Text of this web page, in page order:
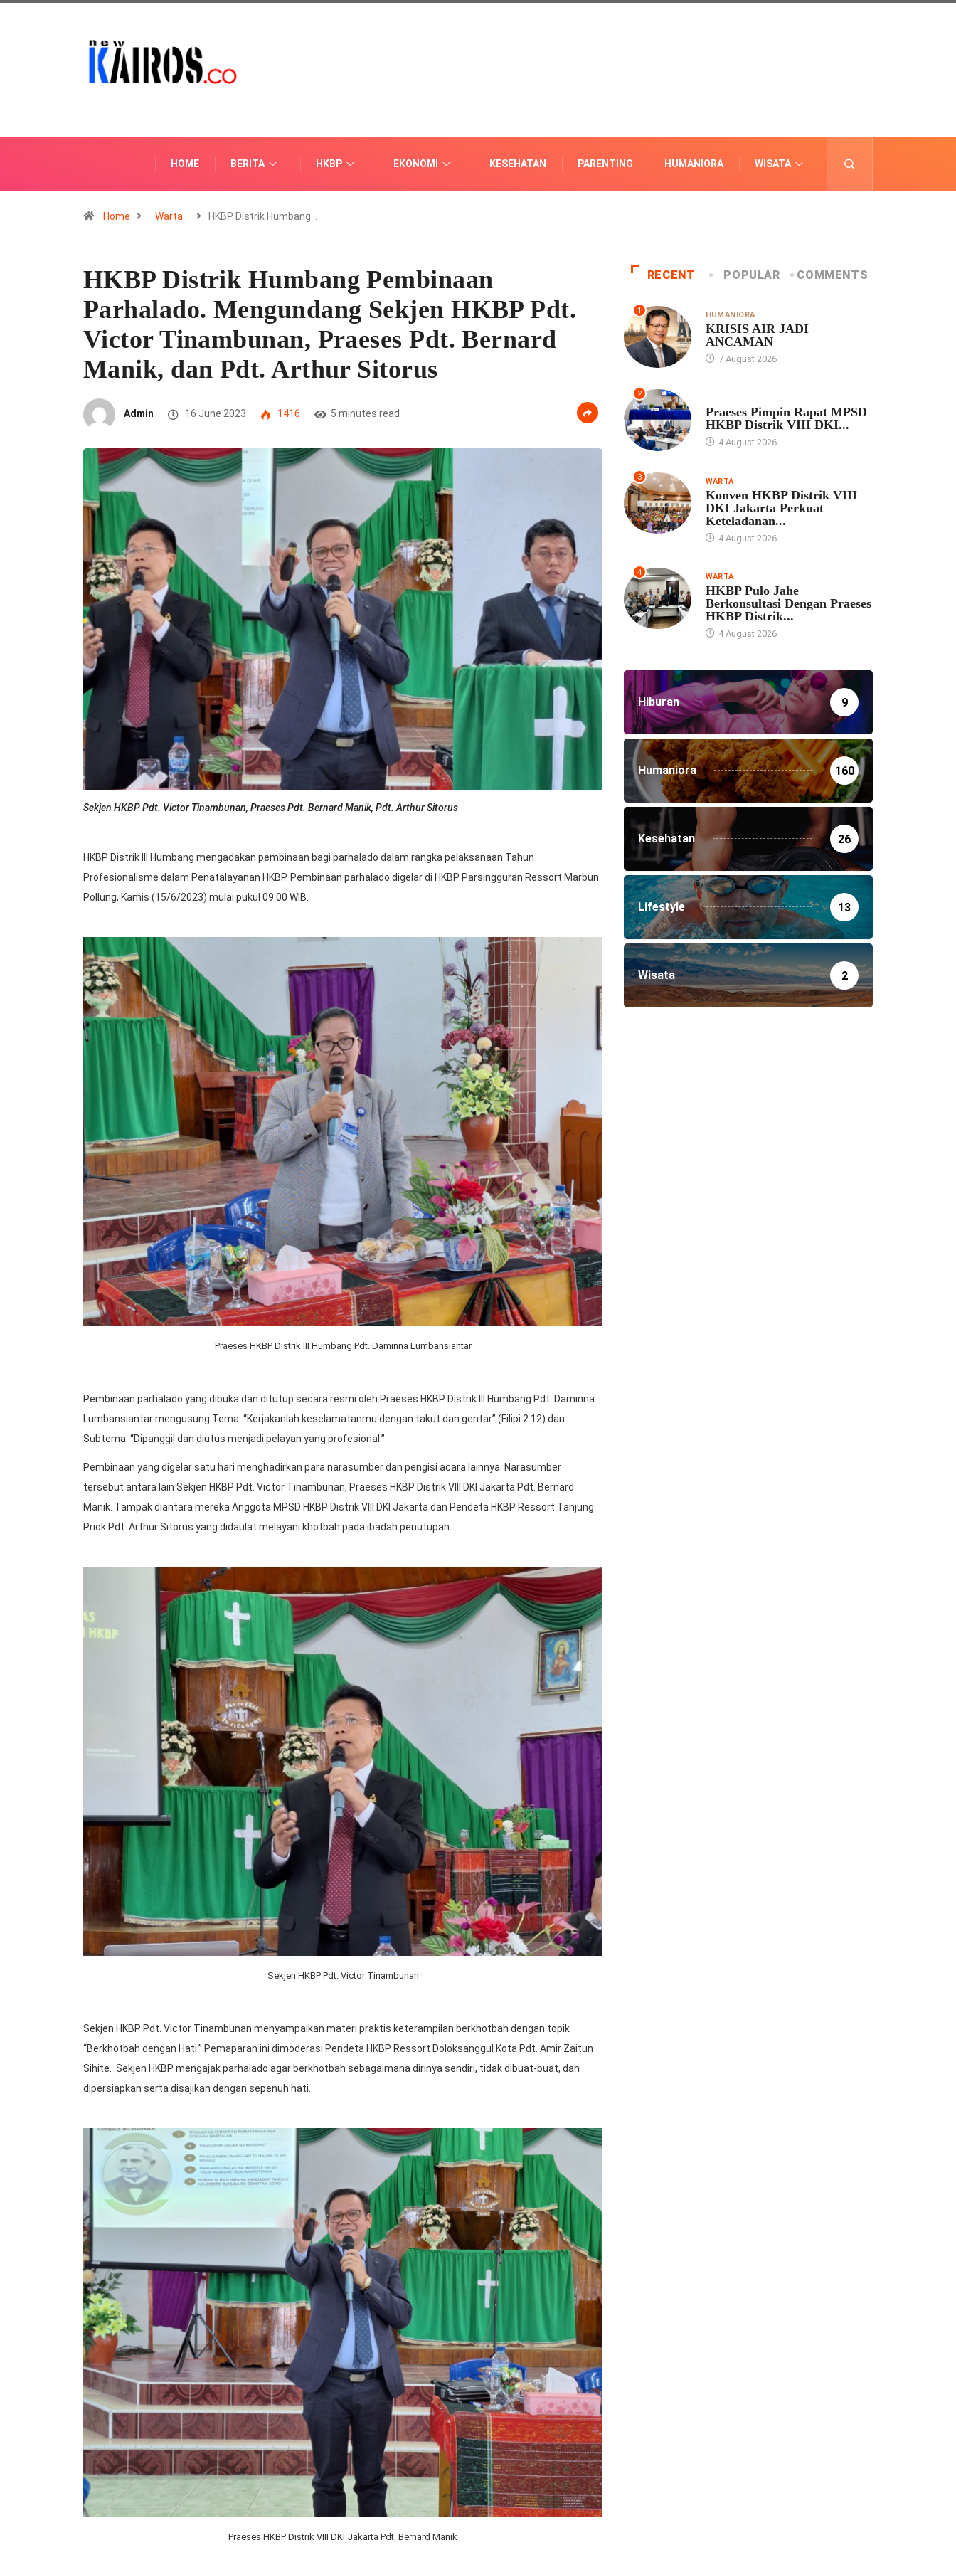
HOME BERITA HKBP EKONOMI KESEHATAN PARENTING HUMANIORA WISATA
Home Warta HKBP Distrik Humbang…
HKBP Distrik Humbang Pembinaan
Parhalado. Mengundang Sekjen HKBP Pdt.
Victor Tinambunan, Praeses Pdt. Bernard
Manik, dan Pdt. Arthur Sitorus
Admin 16 June 2023 1416 5 minutes read
Sekjen HKBP Pdt. Victor Tinambunan, Praeses Pdt. Bernard Manik, Pdt. Arthur Sitorus
HKBP Distrik III Humbang mengadakan pembinaan bagi parhalado dalam rangka pelaksanaan Tahun
Profesionalisme dalam Penatalayanan HKBP. Pembinaan parhalado digelar di HKBP Parsingguran Ressort Marbun
Pollung, Kamis (15/6/2023) mulai pukul 09.00 WIB.
Praeses HKBP Distrik III Humbang Pdt. Daminna Lumbansiantar
Pembinaan parhalado yang dibuka dan ditutup secara resmi oleh Praeses HKBP Distrik III Humbang Pdt. Daminna
Lumbansiantar mengusung Tema: “Kerjakanlah keselamatanmu dengan takut dan gentar” (Filipi 2:12) dan
Subtema: “Dipanggil dan diutus menjadi pelayan yang profesional.”
Pembinaan yang digelar satu hari menghadirkan para narasumber dan pengisi acara lainnya. Narasumber
tersebut antara lain Sekjen HKBP Pdt. Victor Tinambunan, Praeses HKBP Distrik VIII DKI Jakarta Pdt. Bernard
Manik. Tampak diantara mereka Anggota MPSD HKBP Distrik VIII DKI Jakarta dan Pendeta HKBP Ressort Tanjung
Priok Pdt. Arthur Sitorus yang didaulat melayani khotbah pada ibadah penutupan.
Sekjen HKBP Pdt. Victor Tinambunan
Sekjen HKBP Pdt. Victor Tinambunan menyampaikan materi praktis keterampilan berkhotbah dengan topik
“Berkhotbah dengan Hati.” Pemaparan ini dimoderasi Pendeta HKBP Ressort Doloksanggul Kota Pdt. Amir Zaitun
Sihite. Sekjen HKBP mengajak parhalado agar berkhotbah sebagaimana dirinya sendiri, tidak dibuat-buat, dan
dipersiapkan serta disajikan dengan sepenuh hati.
Praeses HKBP Distrik VIII DKI Jakarta Pdt. Bernard Manik
RECENT POPULAR COMMENTS
1 HUMANIORA
KRISIS AIR JADI
ANCAMAN
7 August 2026
2
Praeses Pimpin Rapat MPSD
HKBP Distrik VIII DKI...
4 August 2026
3 WARTA
Konven HKBP Distrik VIII
DKI Jakarta Perkuat
Keteladanan...
4 August 2026
4 WARTA
HKBP Pulo Jahe
Berkonsultasi Dengan Praeses
HKBP Distrik...
4 August 2026
Hiburan 9
Humaniora 160
Kesehatan 26
Lifestyle 13
Wisata 2